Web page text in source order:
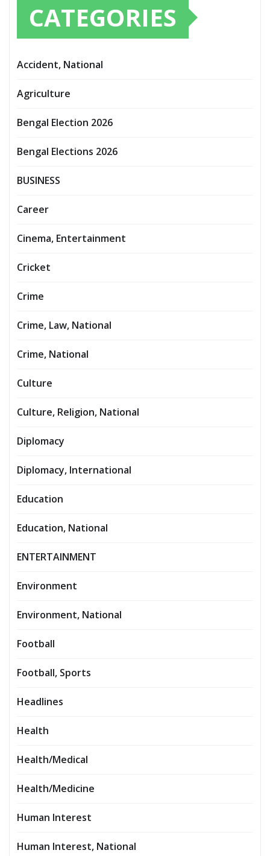
CATEGORIES
Accident, National
Agriculture
Bengal Election 2026
Bengal Elections 2026
BUSINESS
Career
Cinema, Entertainment
Cricket
Crime
Crime, Law, National
Crime, National
Culture
Culture, Religion, National
Diplomacy
Diplomacy, International
Education
Education, National
ENTERTAINMENT
Environment
Environment, National
Football
Football, Sports
Headlines
Health
Health/Medical
Health/Medicine
Human Interest
Human Interest, National